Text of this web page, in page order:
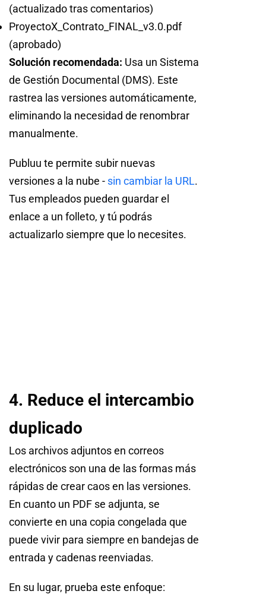
(actualizado tras comentarios)
ProyectoX_Contrato_FINAL_v3.0.pdf
(aprobado)
Solución recomendada: Usa un Sistema
de Gestión Documental (DMS). Este
rastrea las versiones automáticamente,
eliminando la necesidad de renombrar
manualmente.
Publuu te permite subir nuevas
versiones a la nube - sin cambiar la URL.
Tus empleados pueden guardar el
enlace a un folleto, y tú podrás
actualizarlo siempre que lo necesites.
4. Reduce el intercambio
duplicado
Los archivos adjuntos en correos
electrónicos son una de las formas más
rápidas de crear caos en las versiones.
En cuanto un PDF se adjunta, se
convierte en una copia congelada que
puede vivir para siempre en bandejas de
entrada y cadenas reenviadas.
En su lugar, prueba este enfoque: